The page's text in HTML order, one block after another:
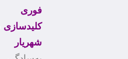
فوری
کلیدسازی در
شهریار